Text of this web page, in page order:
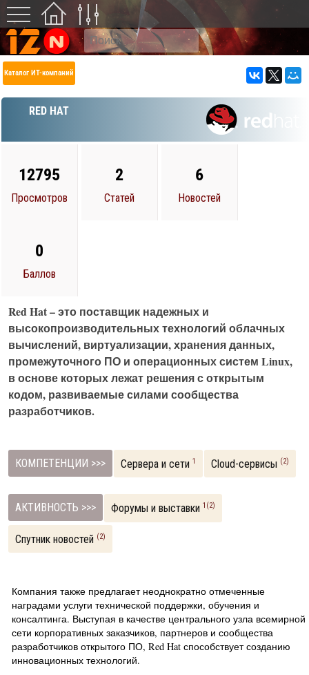
Каталог ИТ-компаний
RED HAT
12795
Просмотров
2
Статей
6
Новостей
0
Баллов
Red Hat – это поставщик надежных и
высокопроизводительных технологий облачных
вычислений, виртуализации, хранения данных,
промежуточного ПО и операционных систем Linux,
в основе которых лежат решения с открытым
кодом, развиваемые силами сообщества
разработчиков.
КОМПЕТЕНЦИИ >>> Сервера и сети 1 Cloud-сервисы (2)
АКТИВНОСТЬ >>> Форумы и выставки 1(2)
Спутник новостей (2)
Компания также предлагает неоднократно отмеченные
наградами услуги технической поддержки, обучения и
консалтинга. Выступая в качестве центрального узла всемирной
сети корпоративных заказчиков, партнеров и сообщества
разработчиков открытого ПО, Red Hat способствует созданию
инновационных технологий.